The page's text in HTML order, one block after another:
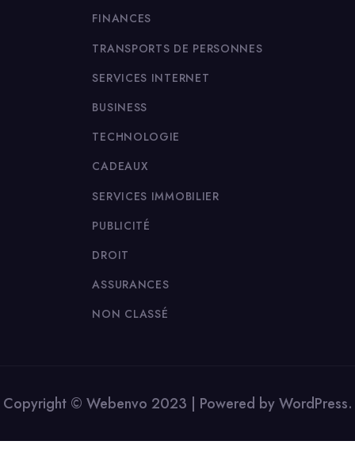
FINANCES
TRANSPORTS DE PERSONNES
SERVICES INTERNET
BUSINESS
TECHNOLOGIE
CADEAUX
SERVICES IMMOBILIER
PUBLICITÉ
DROIT
ASSURANCES
NON CLASSÉ
Copyright © Webenvo 2023 | Powered by WordPress.